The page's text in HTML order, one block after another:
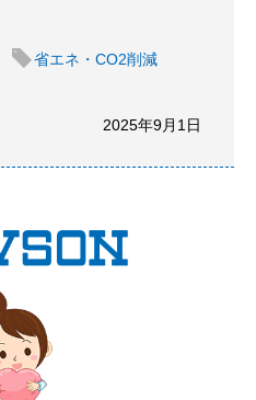
省エネ・CO2削減
2025年9月1日